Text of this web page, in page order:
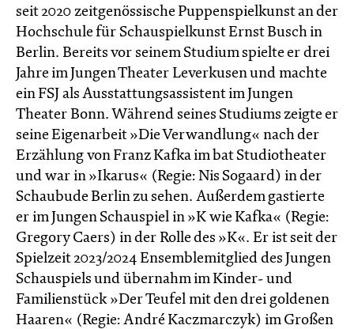
seit 2020 zeitgenössische Puppenspielkunst an der
Hochschule für Schauspielkunst Ernst Busch in
Berlin. Bereits vor seinem Studium spielte er drei
Jahre im Jungen Theater Leverkusen und machte
ein FSJ als Ausstattungsassistent im Jungen
Theater Bonn. Während seines Studiums zeigte er
seine Eigenarbeit »Die Verwandlung« nach der
Erzählung von Franz Kafka im bat Studiotheater
und war in »Ikarus« (Regie: Nis Sogaard) in der
Schaubude Berlin zu sehen. Außerdem gastierte
er im Jungen Schauspiel in »K wie Kafka« (Regie:
Gregory Caers) in der Rolle des »K«. Er ist seit der
Spielzeit 2023/2024 Ensemblemitglied des Jungen
Schauspiels und übernahm im Kinder- und
Familienstück »Der Teufel mit den drei goldenen
Haaren« (Regie: André Kaczmarczyk) im Großen